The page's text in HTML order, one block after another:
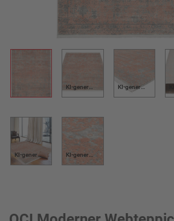
KI-generiert KI-generiert
KI-generiert KI-generiert